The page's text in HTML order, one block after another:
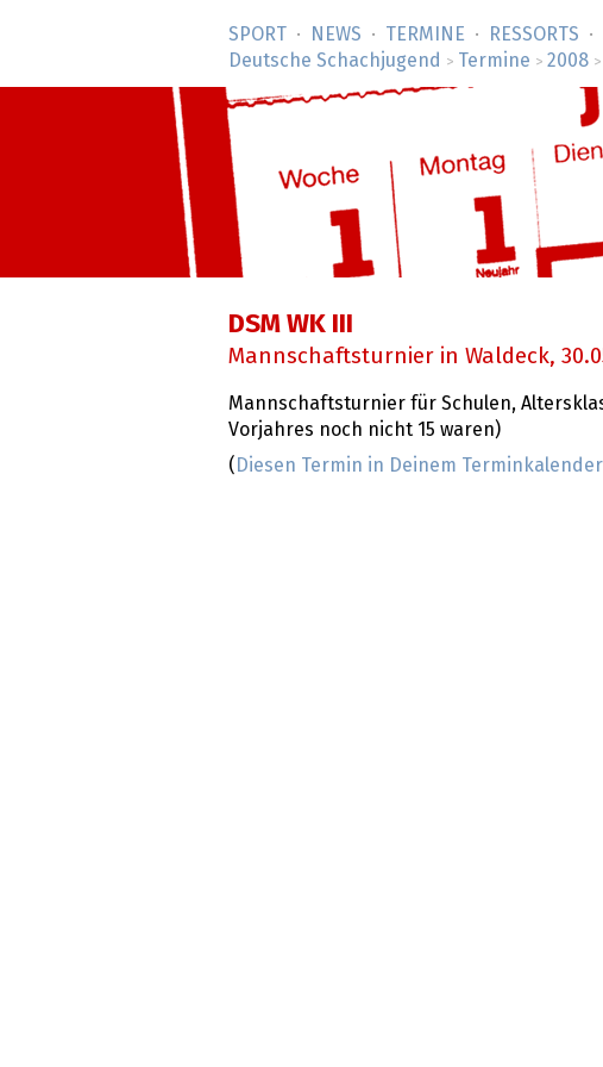
SPORT NEWS TERMINE RESSORTS
Deutsche Schachjugend
> Termine > 2008 >
DSM WK III
Mannschaftsturnier in Waldeck,
Mannschaftsturnier für Schulen,
Vorjahres noch nicht 15 waren)
( Diesen Termin in Deinem